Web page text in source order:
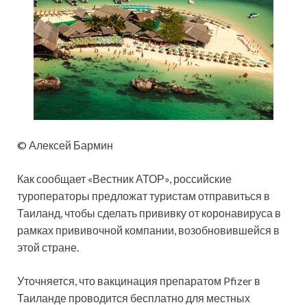
© Алексей Бармин
Как сообщает «Вестник АТОР», российские
туроператоры предложат туристам отправиться в
Таиланд, чтобы сделать прививку от коронавируса в
рамках прививочной компании, возобновившейся в
этой стране.
Уточняется, что вакцинация препаратом Pfizer в
Таиланде проводится бесплатно для местных